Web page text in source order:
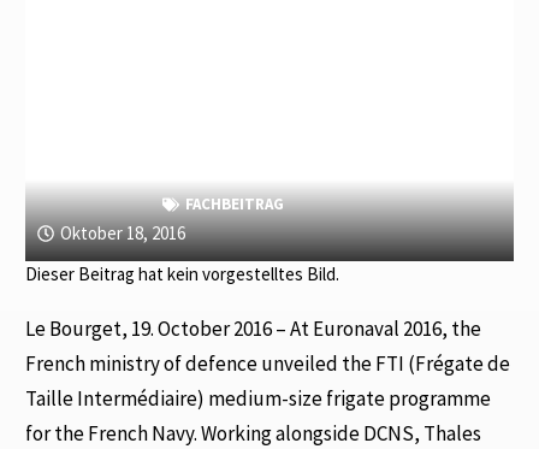
FACHBEITRAG
Oktober 18, 2016
Dieser Beitrag hat kein vorgestelltes Bild.
Le Bourget, 19. October 2016 – At Euronaval 2016, the
French ministry of defence unveiled the FTI (Frégate de
Taille Intermédiaire) medium-size frigate programme
for the French Navy. Working alongside DCNS, Thales